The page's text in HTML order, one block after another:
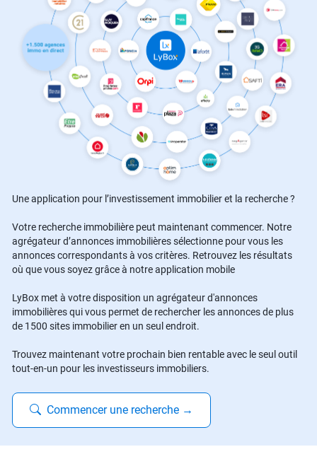
Une application pour l’investissement immobilier et la recherche ?
Votre recherche immobilière peut maintenant commencer. Notre
agrégateur d’annonces immobilières sélectionne pour vous les
annonces correspondants à vos critères. Retrouvez les résultats
où que vous soyez grâce à notre application mobile
LyBox met à votre disposition un agrégateur d'annonces
immobilières qui vous permet de rechercher les annonces de plus
de 1500 sites immobilier en un seul endroit.
Trouvez maintenant votre prochain bien rentable avec le seul outil
tout-en-un pour les investisseurs immobiliers.
Commencer une recherche →